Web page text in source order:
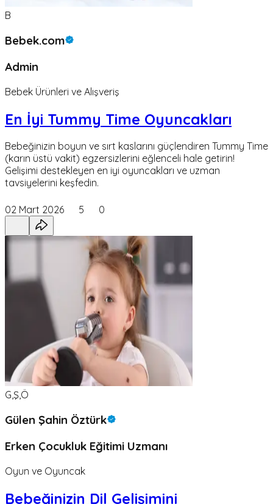
B
Bebek.com
Admin
Bebek Ürünleri ve Alışveriş
En İyi Tummy Time Oyuncakları
Bebeğinizin boyun ve sırt kaslarını güçlendiren Tummy Time
(karın üstü vakit) egzersizlerini eğlenceli hale getirin!
Gelişimi destekleyen en iyi oyuncakları ve uzman
tavsiyelerini keşfedin.
02 Mart 2026 5 0
G,Ş,Ö
Gülen Şahin Öztürk
Erken Çocukluk Eğitimi Uzmanı
Oyun ve Oyuncak
Bebeğinizin Dil Gelişimini